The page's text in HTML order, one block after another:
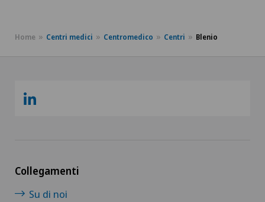
Home Centri medici Centromedico Centri Blenio
Collegamenti
Su di noi